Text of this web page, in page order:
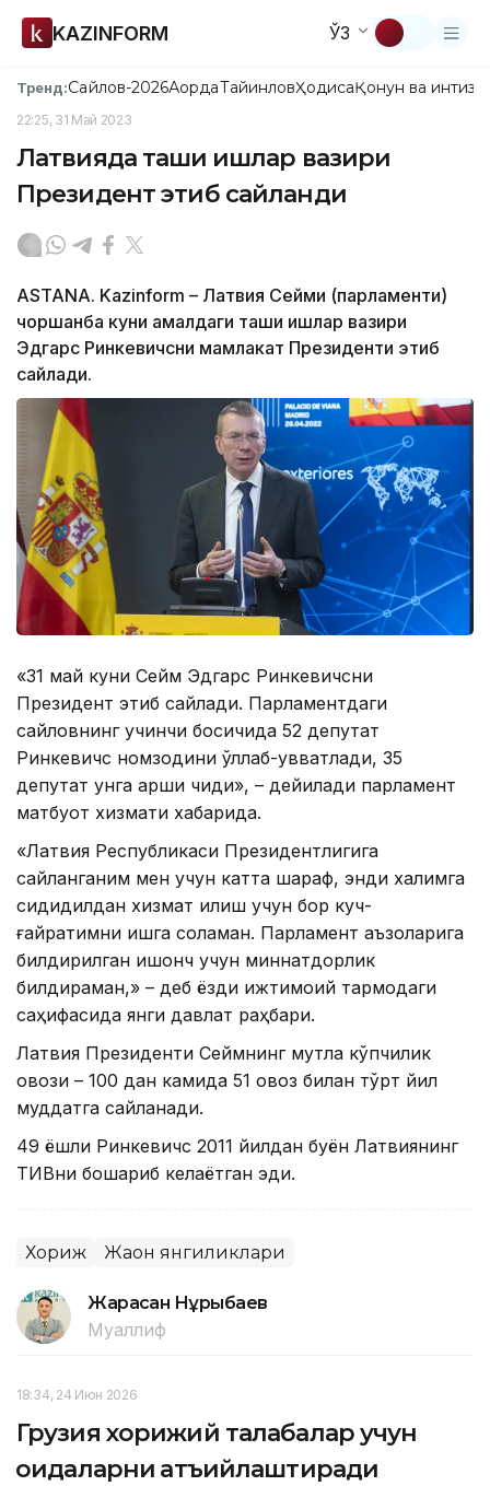
KAZINFORM ЎЗ
Тренд:Сайлов-2026АқордаТайинловҲодисаҚонун ва
22:25, 31 Май 2023
Латвияда ташқи ишлар вазири
Президент этиб сайланди
ASTANA. Kazinform – Латвия Сейми (парламенти)
чоршанба куни амалдаги ташқи ишлар вазири
Эдгарс Ринкевичсни мамлакат Президенти этиб
сайлади.
«31 май куни Сейм Эдгарс Ринкевичсни
Президент этиб сайлади. Парламентдаги
сайловнинг учинчи босқичида 52 депутат
Ринкевичс номзодини қўллаб-қувватлади, 35
депутат унга қарши чиқди», – дейилади парламент
матбуот хизмати хабарида.
«Латвия Республикаси Президентлигига
сайланганим мен учун катта шараф, энди халқимга
сидқидилдан хизмат қилиш учун бор куч-
ғайратимни ишга соламан. Парламент аъзоларига
билдирилган ишонч учун миннатдорлик
билдираман,» – деб ёзди ижтимоий тармоқдаги
саҳифасида янги давлат раҳбари.
Латвия Президенти Сеймнинг мутлақ кўпчилик
овози – 100 дан камида 51 овоз билан тўрт йил
муддатга сайланади.
49 ёшли Ринкевичс 2011 йилдан буён Латвиянинг
ТИВни бошқариб келаётган эди.
Хориж Жаҳон янгиликлари
Жарасқан Нұрыбаев
Муаллиф
18:34, 24 Июн 2026
Грузия хорижий талабалар учун
қоидаларни қатъийлаштиради